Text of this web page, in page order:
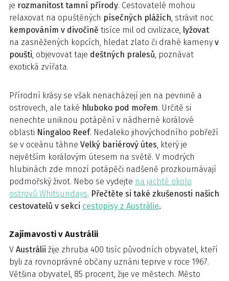
je rozmanitost tamní přírody. Cestovatelé mohou
relaxovat na opuštěných písečných plážích, strávit noc
kempováním v divočině tisíce mil od civilizace, lyžovat
na zasněžených kopcích, hledat zlato či drahé kameny v
poušti, objevovat taje deštných pralesů, poznávat
exotická zvířata.
Přírodní krásy se však nenacházejí jen na pevnině a
ostrovech, ale také hluboko pod mořem. Určitě si
nenechte uniknou potápění v nádherné korálové
oblasti Ningaloo Reef. Nedaleko jihovýchodního pobřeží
se v oceánu táhne Velký bariérový útes, který je
největším korálovým útesem na světě. V modrých
hlubinách zde mnozí potápěči nadšeně prozkoumávají
podmořský život. Nebo se vydejte na jachtě okolo
ostrovů Whitsundays. Přečtěte si také zkušenosti našich
cestovatelů v sekci cestopisy z Austrálie.
Zajímavosti v Austrálii
V Austrálii žije zhruba 400 tisíc původních obyvatel, kteří
byli za rovnoprávné občany uznáni teprve v roce 1967.
Většina obyvatel, 85 procent, žije ve městech. Město